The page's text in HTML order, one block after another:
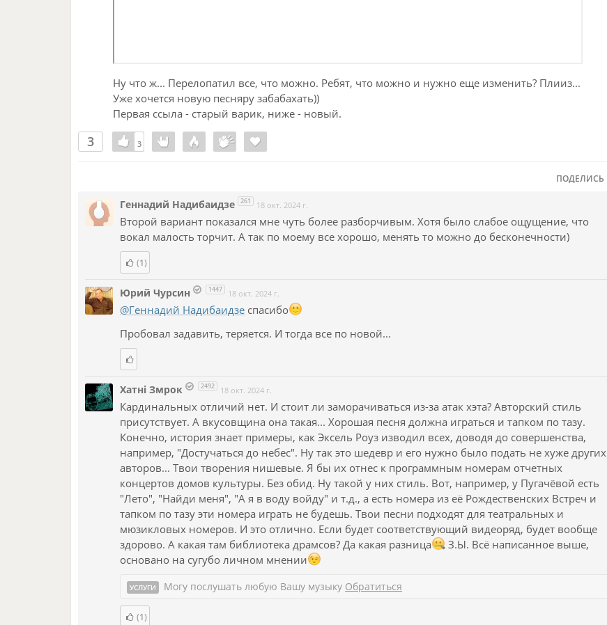
Ну что ж... Перелопатил все, что можно. Ребят, что можно и нужно еще изменить? Плииз...
Уже хочется новую песняру забабахать))
Первая ссыла - старый варик, ниже - новый.
3 3
3
ПОДЕЛИСЬ
Геннадий Надибаидзе 261 18 окт. 2024 г.
Второй вариант показался мне чуть более разборчивым. Хотя было слабое ощущение, что
вокал малость торчит. А так по моему все хорошо, менять то можно до бесконечности)
(1)
Юрий Чурсин 1447 18 окт. 2024 г.
@Геннадий Надибаидзе спасибо
Пробовал задавить, теряется. И тогда все по новой...
Хатнi Змрок 2492 18 окт. 2024 г.
Кардинальных отличий нет. И стоит ли заморачиваться из-за атак хэта? Авторский стиль
присутствует. А вкусовщина она такая... Хорошая песня должна играться и тапком по тазу.
Конечно, история знает примеры, как Эксель Роуз изводил всех, доводя до совершенства,
например, "Достучаться до небес". Ну так это шедевр и его нужно было подать не хуже других
авторов... Твои творения нишевые. Я бы их отнес к программным номерам отчетных
концертов домов культуры. Без обид. Ну такой у них стиль. Вот, например, у Пугачёвой есть
"Лето", "Найди меня", "А я в воду войду" и т.д., а есть номера из её Рождественских Встреч и
тапком по тазу эти номера играть не будешь. Твои песни подходят для театральных и
мюзикловых номеров. И это отлично. Если будет соответствующий видеоряд, будет вообще
здорово. А какая там библиотека драмсов? Да какая разница
З.Ы. Всё написанное выше,
основано на сугубо личном мнении
УСЛУГИ Могу послушать любую Вашу музыку Обратиться
(1)